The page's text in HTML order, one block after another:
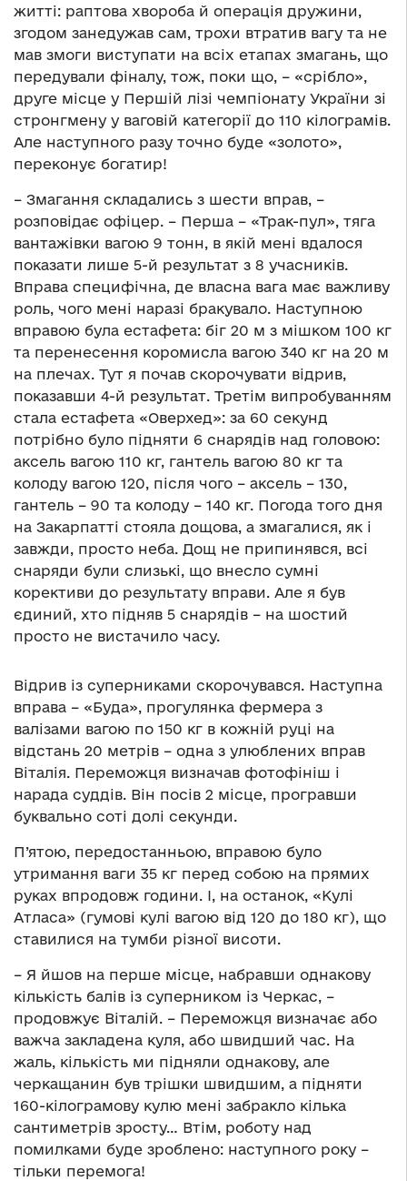
житті: раптова хвороба й операція дружини,
згодом занедужав сам, трохи втратив вагу та не
мав змоги виступати на всіх етапах змагань, що
передували фіналу, тож, поки що, – «срібло»,
друге місце у Першій лізі чемпіонату України зі
стронгмену у ваговій категорії до 110 кілограмів.
Але наступного разу точно буде «золото»,
переконує богатир!
– Змагання складались з шести вправ, –
розповідає офіцер. – Перша – «Трак-пул», тяга
вантажівки вагою 9 тонн, в якій мені вдалося
показати лише 5-й результат з 8 учасників.
Вправа специфічна, де власна вага має важливу
роль, чого мені наразі бракувало. Наступною
вправою була естафета: біг 20 м з мішком 100 кг
та перенесення коромисла вагою 340 кг на 20 м
на плечах. Тут я почав скорочувати відрив,
показавши 4-й результат. Третім випробуванням
стала естафета «Оверхед»: за 60 секунд
потрібно було підняти 6 снарядів над головою:
аксель вагою 110 кг, гантель вагою 80 кг та
колоду вагою 120, після чого – аксель – 130,
гантель – 90 та колоду – 140 кг. Погода того дня
на Закарпатті стояла дощова, а змагалися, як і
завжди, просто неба. Дощ не припинявся, всі
снаряди були слизькі, що внесло сумні
корективи до результату вправи. Але я був
єдиний, хто підняв 5 снарядів – на шостий
просто не вистачило часу.
Відрив із суперниками скорочувався. Наступна
вправа – «Буда», прогулянка фермера з
валізами вагою по 150 кг в кожній руці на
відстань 20 метрів – одна з улюблених вправ
Віталія. Переможця визначав фотофініш і
нарада суддів. Він посів 2 місце, програвши
буквально соті долі секунди.
П’ятою, передостанньою, вправою було
утримання ваги 35 кг перед собою на прямих
руках впродовж години. І, на останок, «Кулі
Атласа» (гумові кулі вагою від 120 до 180 кг), що
ставилися на тумби різної висоти.
– Я йшов на перше місце, набравши однакову
кількість балів із суперником із Черкас, –
продовжує Віталій. – Переможця визначає або
важча закладена куля, або швидший час. На
жаль, кількість ми підняли однакову, але
черкащанин був трішки швидшим, а підняти
160-кілограмову кулю мені забракло кілька
сантиметрів зросту… Втім, роботу над
помилками буде зроблено: наступного року –
тільки перемога!